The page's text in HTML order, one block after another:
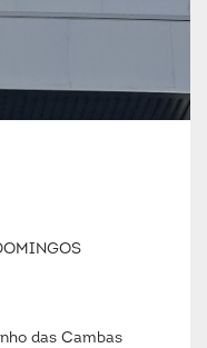
das Cambas